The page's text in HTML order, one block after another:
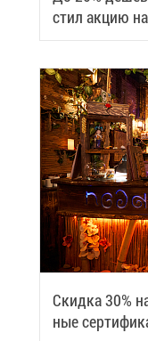
стил ак­цию
Скид­ка 30%
ные